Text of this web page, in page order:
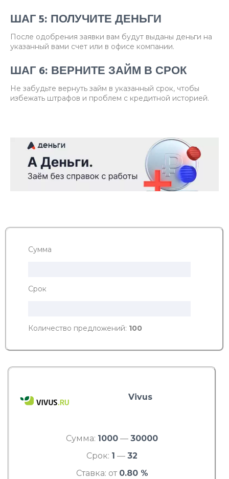
ШАГ 5: ПОЛУЧИТЕ ДЕНЬГИ
После одобрения заявки вам будут выданы деньги на
указанный вами счет или в офисе компании.
ШАГ 6: ВЕРНИТЕ ЗАЙМ В СРОК
Не забудьте вернуть займ в указанный срок, чтобы
избежать штрафов и проблем с кредитной историей.
Сумма
Срок
Количество предложений: 100
Vivus
Сумма: 1000 — 30000
Срок: 1 — 32
Ставка: от 0.80 %